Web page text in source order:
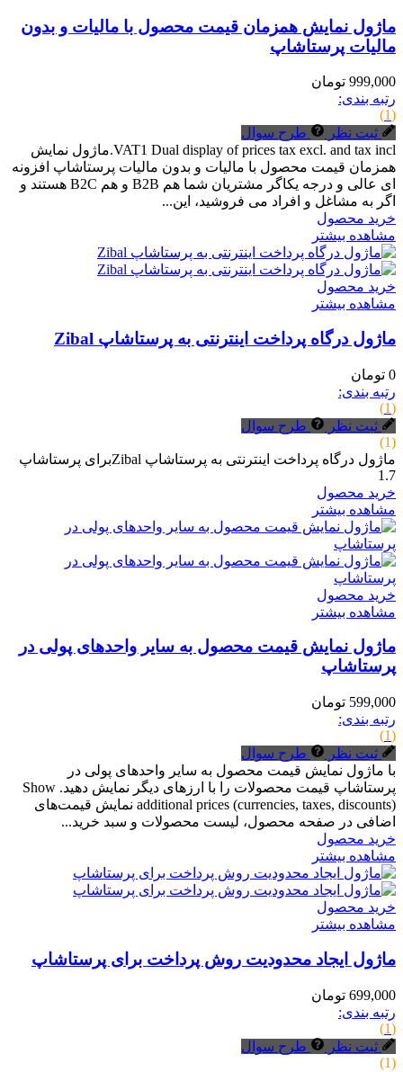
ماژول نمایش همزمان قیمت محصول با مالیات و بدون
مالیات پرستاشاپ
999,000 تومان
رتبه بندی:
(1)
ثبت نظر
طرح سوال
VAT1 Dual display of prices tax excl. and tax incl.ماژول نمایش
همزمان قیمت محصول با مالیات و بدون مالیات پرستاشاپ افزونه
ای عالی و درجه یکاگر مشتریان شما هم B2B و هم B2C هستند و
اگر به مشاغل و افراد می فروشید، این...
خرید محصول
مشاهده بیشتر
خرید محصول
مشاهده بیشتر
ماژول درگاه پرداخت اینترنتی به پرستاشاپ Zibal
0 تومان
رتبه بندی:
(1)
ثبت نظر
طرح سوال
(1)
ماژول درگاه پرداخت اینترنتی به پرستاشاپ Zibalبرای پرستاشاپ
1.7
خرید محصول
مشاهده بیشتر
خرید محصول
مشاهده بیشتر
ماژول نمایش قیمت محصول به سایر واحدهای پولی در
پرستاشاپ
599,000 تومان
رتبه بندی:
(1)
ثبت نظر
طرح سوال
با ماژول نمایش قیمت محصول به سایر واحدهای پولی در
پرستاشاپ قیمت محصولات را با ارزهای دیگر نمایش دهید. Show
additional prices (currencies, taxes, discounts) نمایش قیمت‌های
اضافی در صفحه محصول، لیست محصولات و سبد خرید...
خرید محصول
مشاهده بیشتر
خرید محصول
مشاهده بیشتر
ماژول ایجاد محدودیت روش پرداخت برای پرستاشاپ
699,000 تومان
رتبه بندی:
(1)
ثبت نظر
طرح سوال
(1)